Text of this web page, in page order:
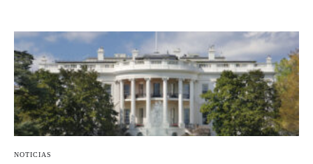
NOTICIAS